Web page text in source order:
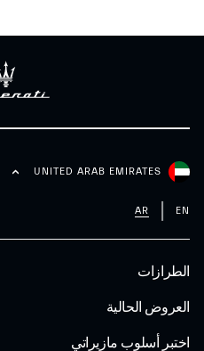
الطرازات
العروض الحالية
اختبر أسلوب مازیراتي
UNITED ARAB EMIRATES
EN
AR